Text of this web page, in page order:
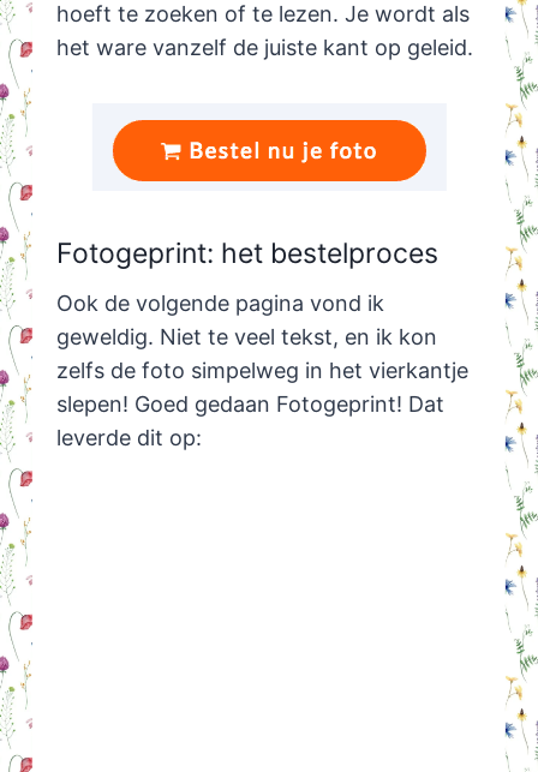
hoeft te zoeken of te lezen. Je wordt als
het ware vanzelf de juiste kant op geleid.
Fotogeprint: het bestelproces
Ook de volgende pagina vond ik
geweldig. Niet te veel tekst, en ik kon
zelfs de foto simpelweg in het vierkantje
slepen! Goed gedaan Fotogeprint! Dat
leverde dit op: